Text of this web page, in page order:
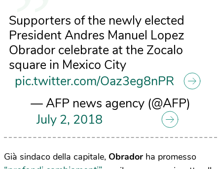
Supporters of the newly elected
President Andres Manuel Lopez
Obrador celebrate at the Zocalo
square in Mexico City
pic.twitter.com/Oaz3eg8nPR
— AFP news agency (@AFP)
July 2, 2018
Già sindaco della capitale, Obrador ha promesso